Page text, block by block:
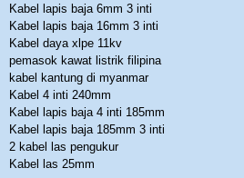
Kabel lapis baja 6mm 3 inti
Kabel lapis baja 16mm 3 inti
Kabel daya xlpe 11kv
pemasok kawat listrik filipina
kabel kantung di myanmar
Kabel 4 inti 240mm
Kabel lapis baja 4 inti 185mm
Kabel lapis baja 185mm 3 inti
2 kabel las pengukur
Kabel las 25mm